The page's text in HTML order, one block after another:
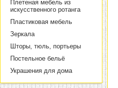
Плетеная мебель из
искусственного ротанга
Пластиковая мебель
Зеркала
Шторы, тюль, портьеры
Постельное бельё
Украшения для дома